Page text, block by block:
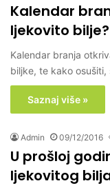
Kalendar
ljekovito bilje?
Kalendar branja
biljke, te kako
Saznaj više »
Admin 09/12/2016
U prošloj
ljekovitog